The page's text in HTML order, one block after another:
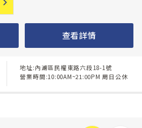
查看詳情
地址:內湖區民權東路六段18-1號
營業時間:10:00AM~21:00PM 周日公休